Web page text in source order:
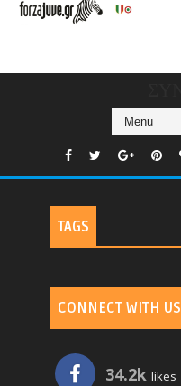
TAGS
CONNECT WITH US
34.2k likes